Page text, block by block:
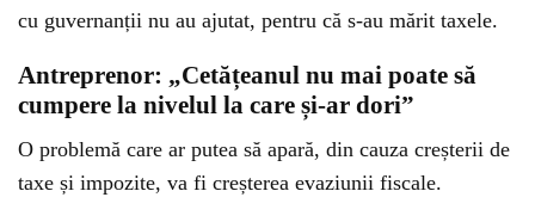
cu guvernanții nu au ajutat, pentru că s-au mărit taxele.
Antreprenor: „Cetățeanul nu mai poate să
cumpere la nivelul la care și-ar dori”
O problemă care ar putea să apară, din cauza creșterii de
taxe și impozite, va fi creșterea evaziunii fiscale.